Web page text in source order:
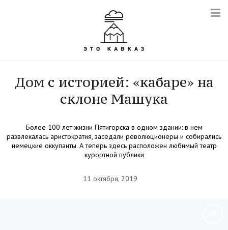
Дом с историей: «кабаре» на
склоне Машука
Более 100 лет жизни Пятигорска в одном здании: в нем
развлекалась аристократия, заседали революционеры и собирались
немецкие оккупанты. А теперь здесь расположен любимый театр
курортной публики
11 октября, 2019